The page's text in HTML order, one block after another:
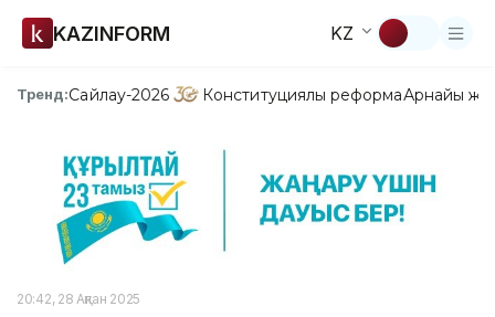
KAZINFORM KZ
Тренд:Сайлау-2026 Конституциялық реформаАрнайы
20:42, 28 Ақпан 2025